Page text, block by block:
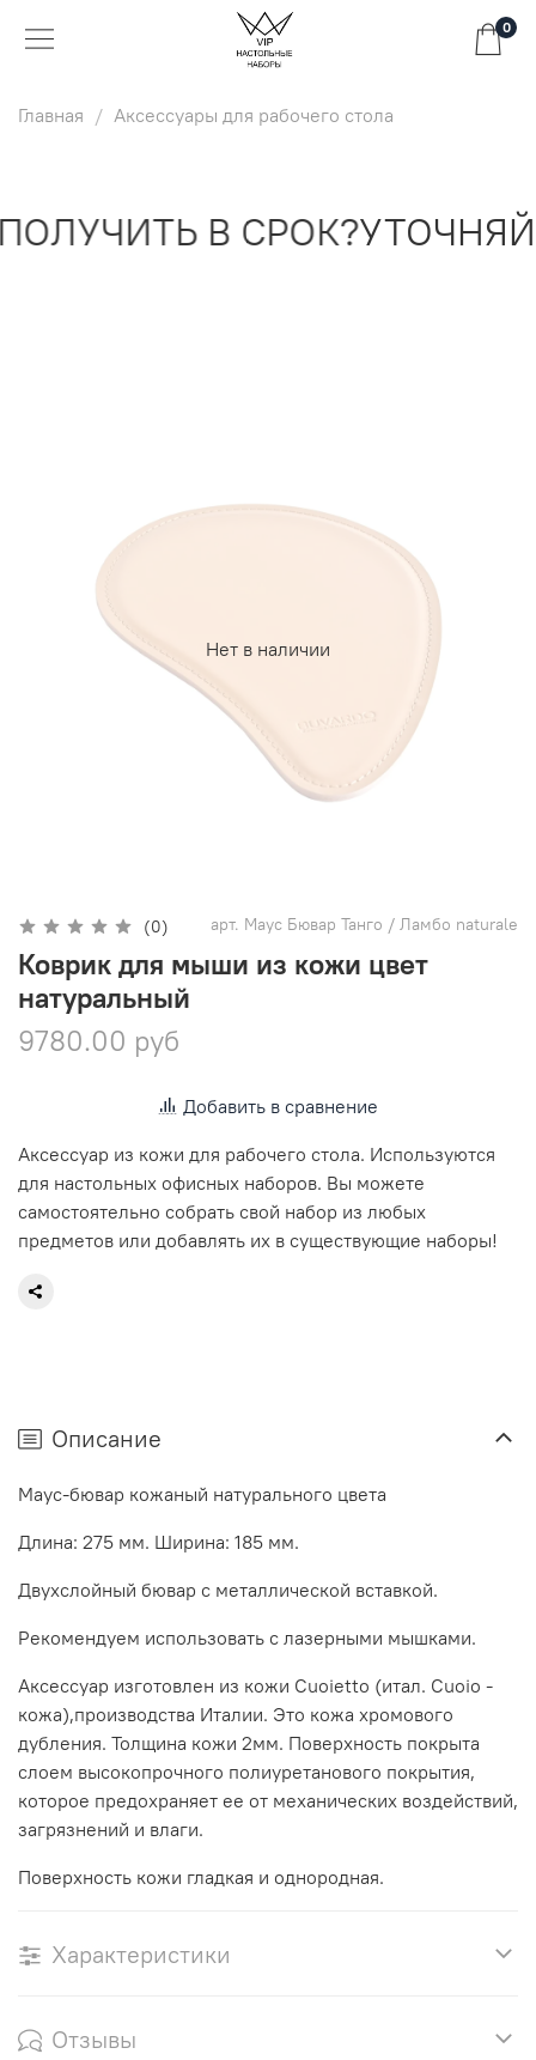
0
Главная Аксессуары для рабочего стола
В СРОК?
Нет в наличии
(0) арт. Маус Бювар Танго / Ламбо naturale
Коврик для мыши из кожи цвет
натуральный
9780.00 руб
Добавить в сравнение
Аксессуар из кожи для рабочего стола. Используются
для настольных офисных наборов. Вы можете
самостоятельно собрать свой набор из любых
предметов или добавлять их в существующие наборы!
Описание
Маус-бювар кожаный натурального цвета
Длина: 275 мм. Ширина: 185 мм.
Двухслойный бювар с металлической вставкой.
Рекомендуем использовать с лазерными мышками.
Аксессуар изготовлен из кожи Cuoietto (итал. Cuoio -
кожа),производства Италии. Это кожа хромового
дубления. Толщина кожи 2мм. Поверхность покрыта
слоем высокопрочного полиуретанового покрытия,
которое предохраняет ее от механических воздействий,
загрязнений и влаги.
Поверхность кожи гладкая и однородная.
Характеристики
Отзывы